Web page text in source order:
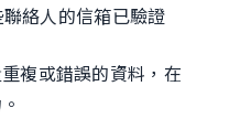
絡人的信箱已驗證
複或錯誤的資料，在